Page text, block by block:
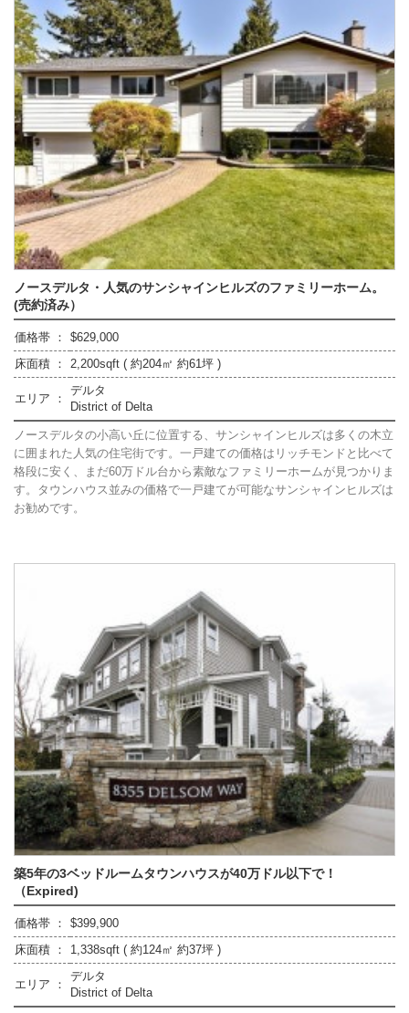
ノースデルタ・人気のサンシャインヒルズのファミリーホーム。
(売約済み）
価格帯 ：
$629,000
床面積 ：
2,200sqft ( 約204㎡ 約61坪 )
エリア ：
デルタ
District of Delta
ノースデルタの小高い丘に位置する、サンシャインヒルズは多くの木立
に囲まれた人気の住宅街です。一戸建ての価格はリッチモンドと比べて
格段に安く、まだ60万ドル台から素敵なファミリーホームが見つかりま
す。タウンハウス並みの価格で一戸建てが可能なサンシャインヒルズは
お勧めです。
築5年の3ベッドルームタウンハウスが40万ドル以下で！
（Expired)
価格帯 ：
$399,900
床面積 ：
1,338sqft ( 約124㎡ 約37坪 )
エリア ：
デルタ
District of Delta